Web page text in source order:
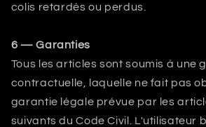
colis retardés ou perdus.
6 — Garanties
Tous les articles sont soumis à une
contractuelle, laquelle ne fait pas
garantie légale prévue par les
suivants du Code Civil. L'utilisateur